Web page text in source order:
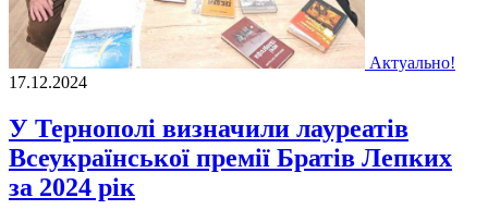
Актуально!
17.12.2024
У Тернополі визначили лауреатів
Всеукраїнської премії Братів Лепких
за 2024 рік